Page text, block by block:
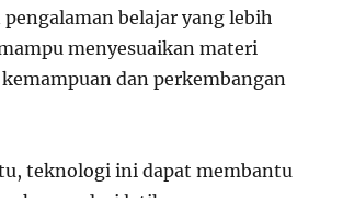
belajar yang lebih
menyesuaikan materi
dan perkembangan
teknologi ini dapat membantu